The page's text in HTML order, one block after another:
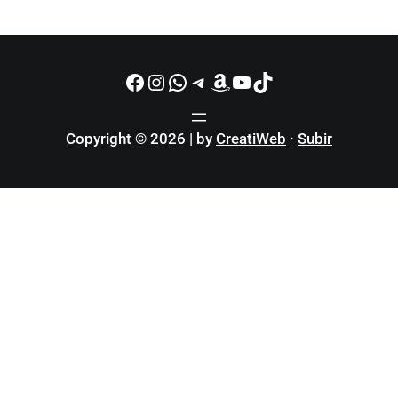
Facebook
Instagram
WhatsApp
Telegram
Amazon
YouTube
TikTok
Copyright © 2026 | by CreatiWeb · Subir